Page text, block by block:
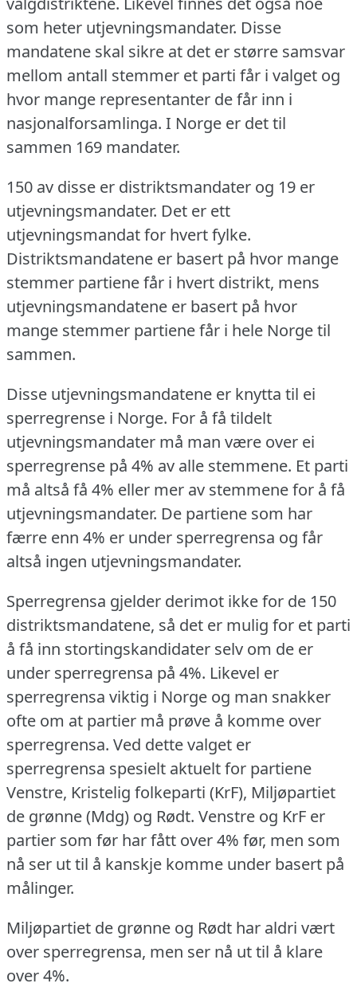
som heter utjevningsmandater. Disse
mandatene skal sikre at det er større samsvar
mellom antall stemmer et parti får i valget og
hvor mange representanter de får inn i
nasjonalforsamlinga. I Norge er det til
sammen 169 mandater.
150 av disse er distriktsmandater og 19 er
utjevningsmandater. Det er ett
utjevningsmandat for hvert fylke.
Distriktsmandatene er basert på hvor mange
stemmer partiene får i hvert distrikt, mens
utjevningsmandatene er basert på hvor
mange stemmer partiene får i hele Norge til
sammen.
Disse utjevningsmandatene er knytta til ei
sperregrense i Norge. For å få tildelt
utjevningsmandater må man være over ei
sperregrense på 4% av alle stemmene. Et parti
må altså få 4% eller mer av stemmene for å få
utjevningsmandater. De partiene som har
færre enn 4% er under sperregrensa og får
altså ingen utjevningsmandater.
Sperregrensa gjelder derimot ikke for de 150
distriktsmandatene, så det er mulig for et parti
å få inn stortingskandidater selv om de er
under sperregrensa på 4%. Likevel er
sperregrensa viktig i Norge og man snakker
ofte om at partier må prøve å komme over
sperregrensa. Ved dette valget er
sperregrensa spesielt aktuelt for partiene
Venstre, Kristelig folkeparti (KrF), Miljøpartiet
de grønne (Mdg) og Rødt. Venstre og KrF er
partier som før har fått over 4% før, men som
nå ser ut til å kanskje komme under basert på
målinger.
Miljøpartiet de grønne og Rødt har aldri vært
over sperregrensa, men ser nå ut til å klare
over 4%.